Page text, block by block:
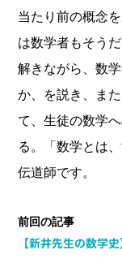
当たり前の概念
は数学者もそう
解きながら、数
か、を説き、ま
て、生徒の数学
る。「数学とは
伝道師です。
前回の記事
【新井先生の数学